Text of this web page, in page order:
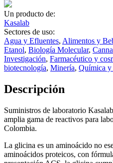
Un producto de:
Kasalab
Sectores de uso:
Agua y Efluentes, Alimentos y
Etanol, Biología Molecular,
Investigación, Farmacéutico y
biotecnología, Minería, Química y
Descripción
Suministros de laboratorio
amplia gama de reactivos para
Colombia.
La glicina es un aminoácido no
aminoácidos proteicos, con